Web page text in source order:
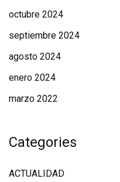
octubre 2024
septiembre 2024
agosto 2024
enero 2024
marzo 2022
Categories
ACTUALIDAD